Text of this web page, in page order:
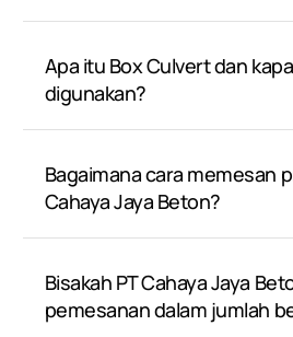
Apa itu Box Culvert dan
digunakan?
Bagaimana cara memesan
Cahaya Jaya Beton?
Bisakah PT Cahaya Jaya
pemesanan dalam jumlah